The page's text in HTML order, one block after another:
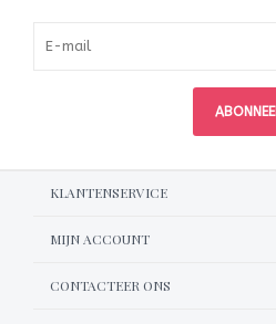
KLANTENSERVICE
MIJN ACCOUNT
CONTACTEER ONS